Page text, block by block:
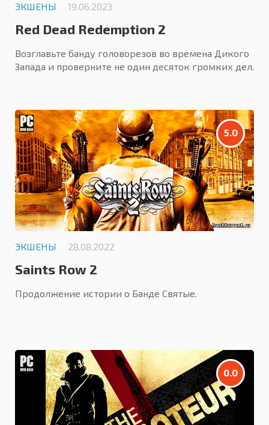
ЭКШЕНЫ 19.06.2023
Red Dead Redemption 2
Возглавьте банду головорезов во времена Дикого
Запада и проверните не один десяток громких дел.
5.0
ЭКШЕНЫ 28.08.2022
Saints Row 2
Продолжение истории о Банде Святые.
0.0